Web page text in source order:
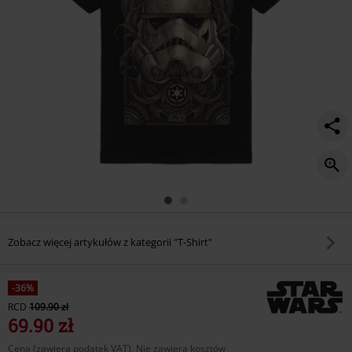
Zobacz więcej artykułów z kategorii "T-Shirt"
-36%
RCD 109.90 zł
69.90 zł
Cena (zawiera podatek VAT), Nie zawiera kosztów